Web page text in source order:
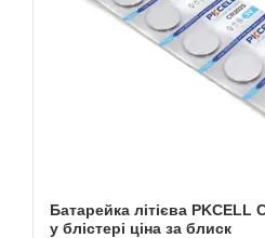
Батарейка літієва PKCELL
у блістері ціна за блиск